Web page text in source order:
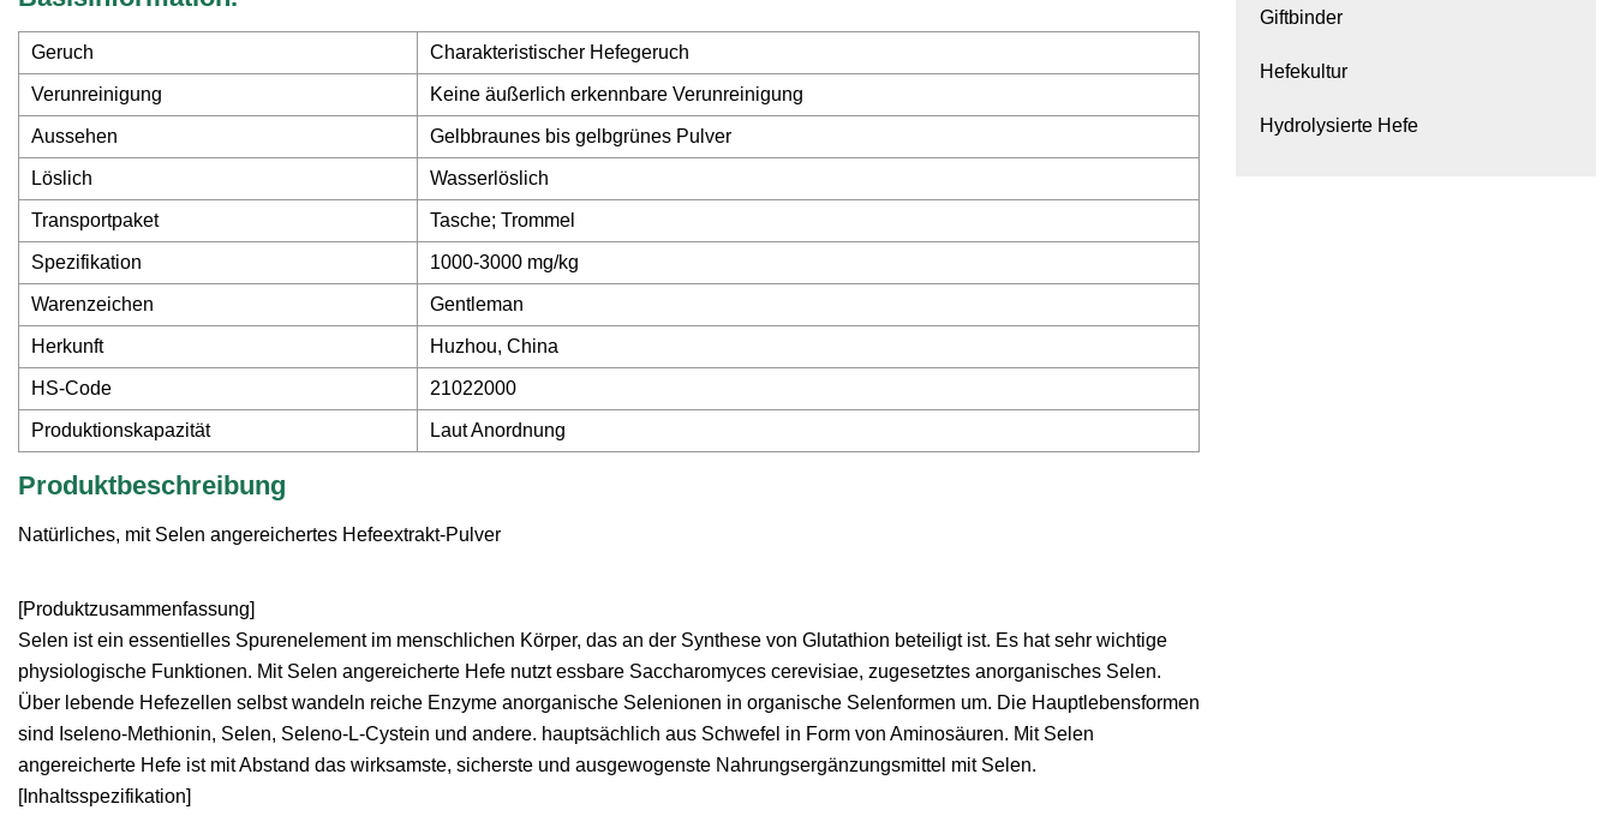
Geruch Charakteristischer Hefegeruch
Verunreinigung Keine äußerlich erkennbare Verunreinigung
Aussehen Gelbbraunes bis gelbgrünes Pulver
Löslich Wasserlöslich
Transportpaket Tasche; Trommel
Spezifikation 1000-3000 mg/kg
Warenzeichen Gentleman
Herkunft Huzhou, China
HS-Code 21022000
Produktionskapazität Laut Anordnung
Produktbeschreibung
Natürliches, mit Selen angereichertes Hefeextrakt-Pulver
[Produktzusammenfassung]
Selen ist ein essentielles Spurenelement im menschlichen Körper, das an der Synthese von Glutathion beteiligt ist. Es hat sehr wichtige
physiologische Funktionen. Mit Selen angereicherte Hefe nutzt essbare Saccharomyces cerevisiae, zugesetztes anorganisches Selen.
Über lebende Hefezellen selbst wandeln reiche Enzyme anorganische Selenionen in organische Selenformen um. Die Hauptlebensformen
sind Iseleno-Methionin, Selen, Seleno-L-Cystein und andere. hauptsächlich aus Schwefel in Form von Aminosäuren. Mit Selen
angereicherte Hefe ist mit Abstand das wirksamste, sicherste und ausgewogenste Nahrungsergänzungsmittel mit Selen.
[Inhaltsspezifikation]
Giftbinder
Hefekultur
Hydrolysierte Hefe